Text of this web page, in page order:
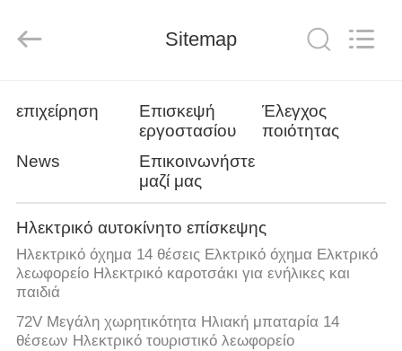
ΠΡΟΪΌΝΤΑ
ΒΊΝΤΕΟ
ΣΧΕΤΙΚΆ
ΜΕ
ΕΜΆΣ
Rights
Reserved.
Sitemap
επιχείρηση
Επισκεψή
εργοστασίου
Έλεγχος
ποιότητας
News
Επικοινωνήστε
μαζί μας
Ηλεκτρικό αυτοκίνητο επίσκεψης
Ηλεκτρικό όχημα 14 θέσεις Ελκτρικό όχημα Ελκτρικό
λεωφορείο Ηλεκτρικό καροτσάκι για ενήλικες και
παιδιά
72V Μεγάλη χωρητικότητα Ηλιακή μπαταρία 14
θέσεων Ηλεκτρικό τουριστικό λεωφορείο